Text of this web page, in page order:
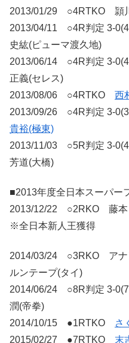
2013/01/29 ○4RTKO 頴
2013/04/11 ○4R判定 3-
史紘(ピューマ渡久地)
2013/06/14 ○4R判定 3-
正義(セレス)
2013/08/06 ○4RTKO 西
2013/09/26 ○4R判定 3-
貴裕(極東)
2013/11/03 ○5R判定 3-
芳道(大橋)
■2013年度全日本スーパー
2013/12/22 ○2RKO 藤本
※全日本新人王獲得
2014/03/24 ○3RKO アナ
ルンテープ(タイ)
2014/06/24 ○8R判定 3-
潤(帝拳)
2014/10/15 ●1RTKO
さ
2015/02/27 ●7RTKO 末